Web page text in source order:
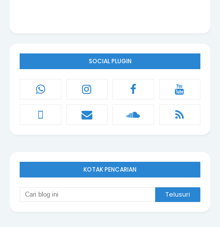
SOCIAL PLUGIN
KOTAK PENCARIAN